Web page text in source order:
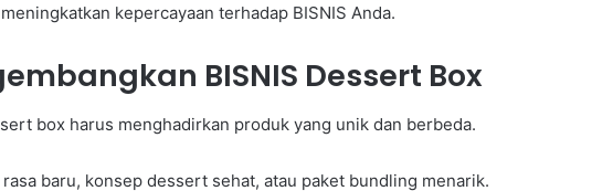
kepercayaan terhadap BISNIS Anda.
BISNIS Dessert Box
box harus menghadirkan produk yang unik dan berbeda.
baru, konsep dessert sehat, atau paket bundling menarik.